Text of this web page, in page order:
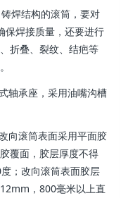
焊结构的滚筒，要对
保焊接质量，还要进行
折叠、裂纹、结疤等
轴承座，采用油嘴沟槽
向滚筒表面采用平面胶
覆面，胶层厚度不得
；改向滚筒表面胶层
，800毫米以上直